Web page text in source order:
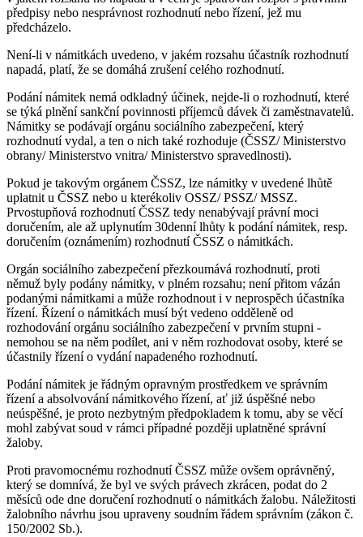
předpisy nebo nesprávnost rozhodnutí nebo řízení, jež mu
předcházelo.
Není-li v námitkách uvedeno, v jakém rozsahu účastník rozhodnutí
napadá, platí, že se domáhá zrušení celého rozhodnutí.
Podání námitek nemá odkladný účinek, nejde-li o rozhodnutí, které
se týká plnění sankční povinnosti příjemců dávek či zaměstnavatelů.
Námitky se podávají orgánu sociálního zabezpečení, který
rozhodnutí vydal, a ten o nich také rozhoduje (ČSSZ/ Ministerstvo
obrany/ Ministerstvo vnitra/ Ministerstvo spravedlnosti).
Pokud je takovým orgánem ČSSZ, lze námitky v uvedené lhůtě
uplatnit u ČSSZ nebo u kterékoliv OSSZ/ PSSZ/ MSSZ.
Prvostupňová rozhodnutí ČSSZ tedy nenabývají právní moci
doručením, ale až uplynutím 30denní lhůty k podání námitek, resp.
doručením (oznámením) rozhodnutí ČSSZ o námitkách.
Orgán sociálního zabezpečení přezkoumává rozhodnutí, proti
němuž byly podány námitky, v plném rozsahu; není přitom vázán
podanými námitkami a může rozhodnout i v neprospěch účastníka
řízení. Řízení o námitkách musí být vedeno odděleně od
rozhodování orgánu sociálního zabezpečení v prvním stupni -
nemohou se na něm podílet, ani v něm rozhodovat osoby, které se
účastnily řízení o vydání napadeného rozhodnutí.
Podání námitek je řádným opravným prostředkem ve správním
řízení a absolvování námitkového řízení, ať již úspěšné nebo
neúspěšné, je proto nezbytným předpokladem k tomu, aby se věcí
mohl zabývat soud v rámci případné později uplatněné správní
žaloby.
Proti pravomocnému rozhodnutí ČSSZ může ovšem oprávněný,
který se domnívá, že byl ve svých právech zkrácen, podat do 2
měsíců ode dne doručení rozhodnutí o námitkách žalobu. Náležitosti
žalobního návrhu jsou upraveny soudním řádem správním (zákon č.
150/2002 Sb.).